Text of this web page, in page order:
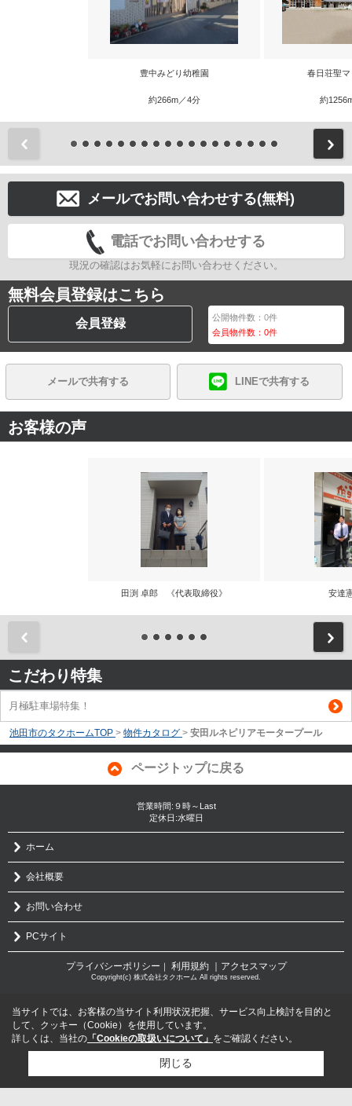
豊中みどり幼稚園
約266m／4分
春日荘聖
約
メールでお問い合わせする(無料)
電話でお問い合わせする
現況の確認はお気軽にお問い合わせください。
無料会員登録はこちら
会員登録 公開物件数：0件
会員物件数：0件
メールで共有する LINEで共有する
お客様の声
田渕 卓郎 《代表取締役》 安達
こだわり特集
月極駐車場特集！
池田市のタクホームTOP > 物件カタログ > 安田ルネピリアモータープール
ページトップに戻る
営業時間:９時～Last
定休日:水曜日
ホーム
会社概要
お問い合わせ
PCサイト
プライバシーポリシー 利用規約 ｜アクセスマップ
Copyright(c) 株式会社タクホーム All rights reserved.
当サイトでは、お客様の当サイト利用状況把握、サービス向上検討を目的と
して、クッキー（Cookie）を使用しています。
詳しくは、当社の 「Cookieの取扱いについて」 をご確認ください。
閉じる